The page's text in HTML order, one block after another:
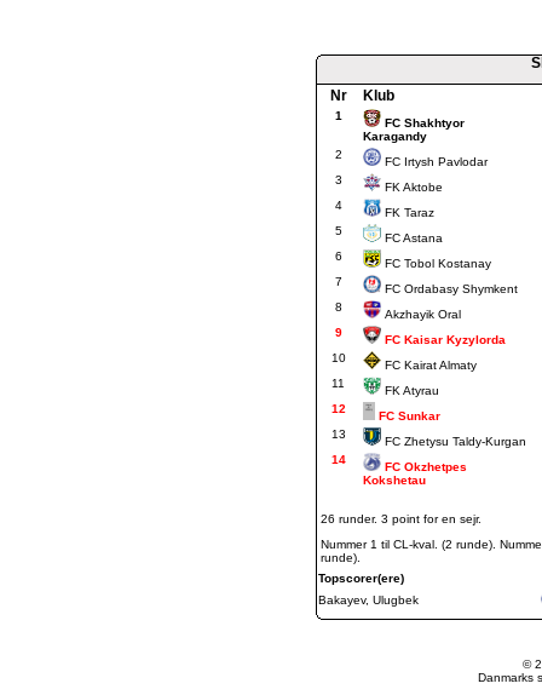
Nr
Klub
1
FC Shakhtyor
Karagandy
2
FC Irtysh Pavlodar
3
FK Aktobe
4
FK Taraz
5
FC Astana
6
FC Tobol Kostanay
7
FC Ordabasy Shymkent
8
Akzhayik Oral
9
FC Kaisar Kyzylorda
10
FC Kairat Almaty
11
FK Atyrau
12
FC Sunkar
13
FC Zhetysu Taldy-Kurgan
14
FC Okzhetpes
Kokshetau
26 runder. 3 point for en sejr.
Nummer 1 til CL-kval. (2 runde).
runde).
Topscorer(ere)
Bakayev, Ulugbek
©
Danmarks